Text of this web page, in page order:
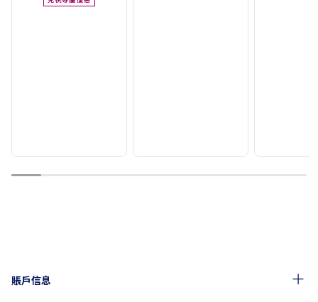
1 2 3 4 5 6 7 8 9 10
賬戶信息